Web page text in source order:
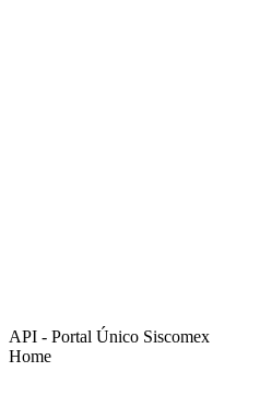
API - Portal Único Siscomex
Home